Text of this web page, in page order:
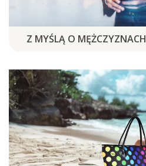
Z MYŚLĄ O MĘŻCZYZNACH